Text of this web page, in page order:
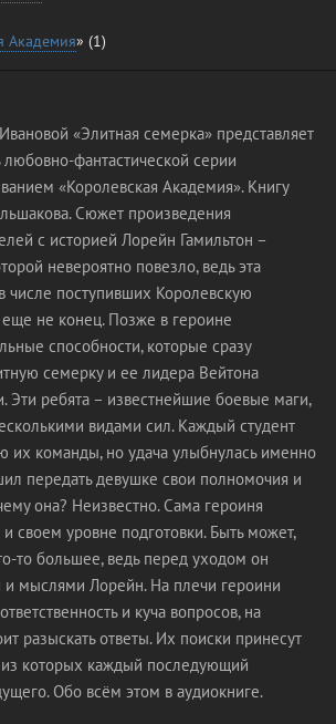
Академия» (1)
«Элитная семерка» представляет
фантастической серии
«Королевская Академия». Книгу
Сюжет произведения
с историей Лорейн Гамильтон –
невероятно повезло, ведь эта
числе поступивших Королевскую
не конец. Позже в героине
способности, которые сразу
семерку и ее лидера Вейтона
Эти ребята – известнейшие боевые маги,
видами сил. Каждый студент
их команды, но удача улыбнулась именно
передать девушке свои полномочия и
она? Неизвестно. Сама героиня
своем уровне подготовки. Быть может,
то большее, ведь перед уходом он
и мыслями Лорейн. На плечи героини
и куча вопросов, на
разыскать ответы. Их поиски принесут
которых каждый последующий
Обо всём этом в аудиокниге.